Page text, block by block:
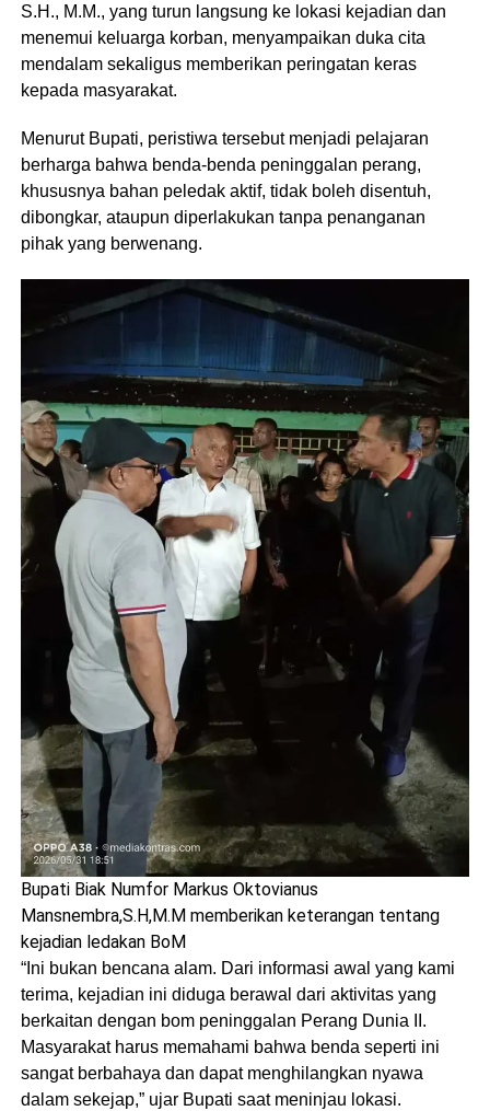
S.H., M.M., yang turun langsung ke lokasi kejadian dan
menemui keluarga korban, menyampaikan duka cita
mendalam sekaligus memberikan peringatan keras
kepada masyarakat.
Menurut Bupati, peristiwa tersebut menjadi pelajaran
berharga bahwa benda-benda peninggalan perang,
khususnya bahan peledak aktif, tidak boleh disentuh,
dibongkar, ataupun diperlakukan tanpa penanganan
pihak yang berwenang.
Bupati Biak Numfor Markus Oktovianus
Mansnembra,S.H,M.M memberikan keterangan tentang
kejadian ledakan BoM
“Ini bukan bencana alam. Dari informasi awal yang kami
terima, kejadian ini diduga berawal dari aktivitas yang
berkaitan dengan bom peninggalan Perang Dunia II.
Masyarakat harus memahami bahwa benda seperti ini
sangat berbahaya dan dapat menghilangkan nyawa
dalam sekejap,” ujar Bupati saat meninjau lokasi.